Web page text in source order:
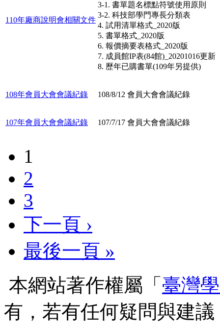
110年廠商說明會相關文件
3-1. 書單題名標點符號使用原則
3-2. 科技部學門專長分類表
4. 試用清單格式_2020版
5. 書單格式_2020版
6. 報價摘要表格式_2020版
7. 成員館IP表(84館)_20201016更新
8. 歷年已購書單(109年另提供)
108年會員大會會議紀錄 108/8/12 會員大會會議紀錄
107年會員大會會議紀錄 107/7/17 會員大會會議紀錄
1
2
3
下一頁 ›
最後一頁 »
本網站著作權屬「 臺灣
有，若有任何疑問與建